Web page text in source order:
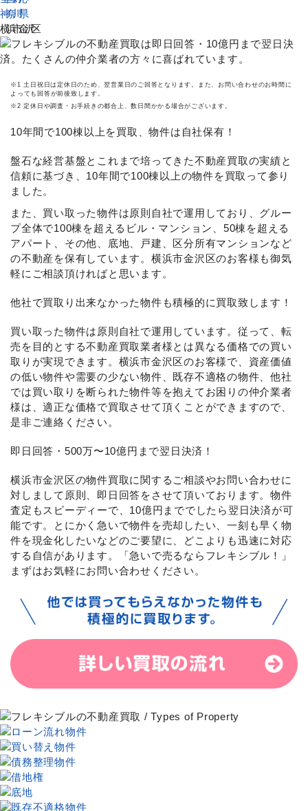
神奈川県
横浜市金沢区
※1 土日祝日は定休日のため、翌営業日のご回答となります。また、お問い合わせのお時間に
よっても回答が前後致します。
※2 定休日や調査・お手続きの都合上、数日間かかる場合がございます。
10年間で100棟以上を買取、物件は自社保有！
盤石な経営基盤とこれまで培ってきた不動産買取の実績と
信頼に基づき、10年間で100棟以上の物件を買取って参り
ました。
また、買い取った物件は原則自社で運用しており、グルー
プ全体で100棟を超えるビル・マンション、50棟を超える
アパート、その他、底地、戸建、区分所有マンションなど
の不動産を保有しています。横浜市金沢区のお客様も御気
軽にご相談頂ければと思います。
他社で買取り出来なかった物件も積極的に買取致します！
買い取った物件は原則自社で運用しています。従って、転
売を目的とする不動産買取業者様とは異なる価格での買い
取りが実現できます。横浜市金沢区のお客様で、資産価値
の低い物件や需要の少ない物件、既存不適格の物件、他社
では買い取りを断られた物件等を抱えてお困りの仲介業者
様は、適正な価格で買取させて頂くことができますので、
是非ご連絡ください。
即日回答・500万〜10億円まで翌日決済！
横浜市金沢区の物件買取に関するご相談やお問い合わせに
対しまして原則、即日回答をさせて頂いております。物件
査定もスピーディーで、10億円まででしたら翌日決済が可
能です。とにかく急いで物件を売却したい、一刻も早く物
件を現金化したいなどのご要望に、どこよりも迅速に対応
する自信があります。「急いで売るならフレキシブル！」
まずはお気軽にお問い合わせください。